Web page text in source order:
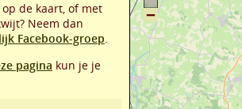
de kaart, of met
Neem dan
Facebook-groep.
pagina kun je je